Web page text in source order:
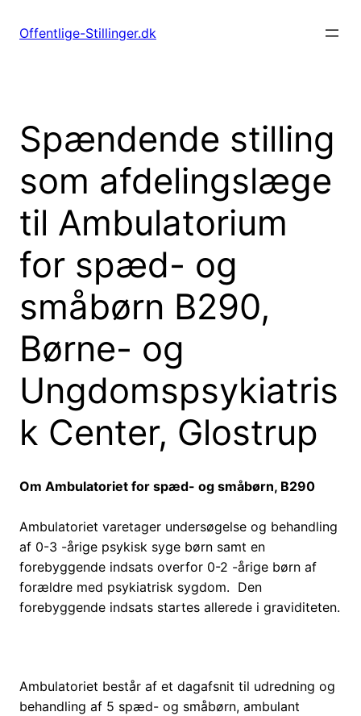
Offentlige-Stillinger.dk
Spændende stilling
som afdelingslæge
til Ambulatorium
for spæd- og
småbørn B290,
Børne- og
Ungdomspsykiatris
k Center, Glostrup
Om Ambulatoriet for spæd- og småbørn, B290
Ambulatoriet varetager undersøgelse og behandling
af 0-3 -årige psykisk syge børn samt en
forebyggende indsats overfor 0-2 -årige børn af
forældre med psykiatrisk sygdom. Den
forebyggende indsats startes allerede i graviditeten.
Ambulatoriet består af et dagafsnit til udredning og
behandling af 5 spæd- og småbørn, ambulant